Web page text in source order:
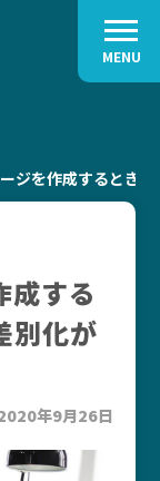
MENU
ジを作成するとき
成する
別化が
年9月26日